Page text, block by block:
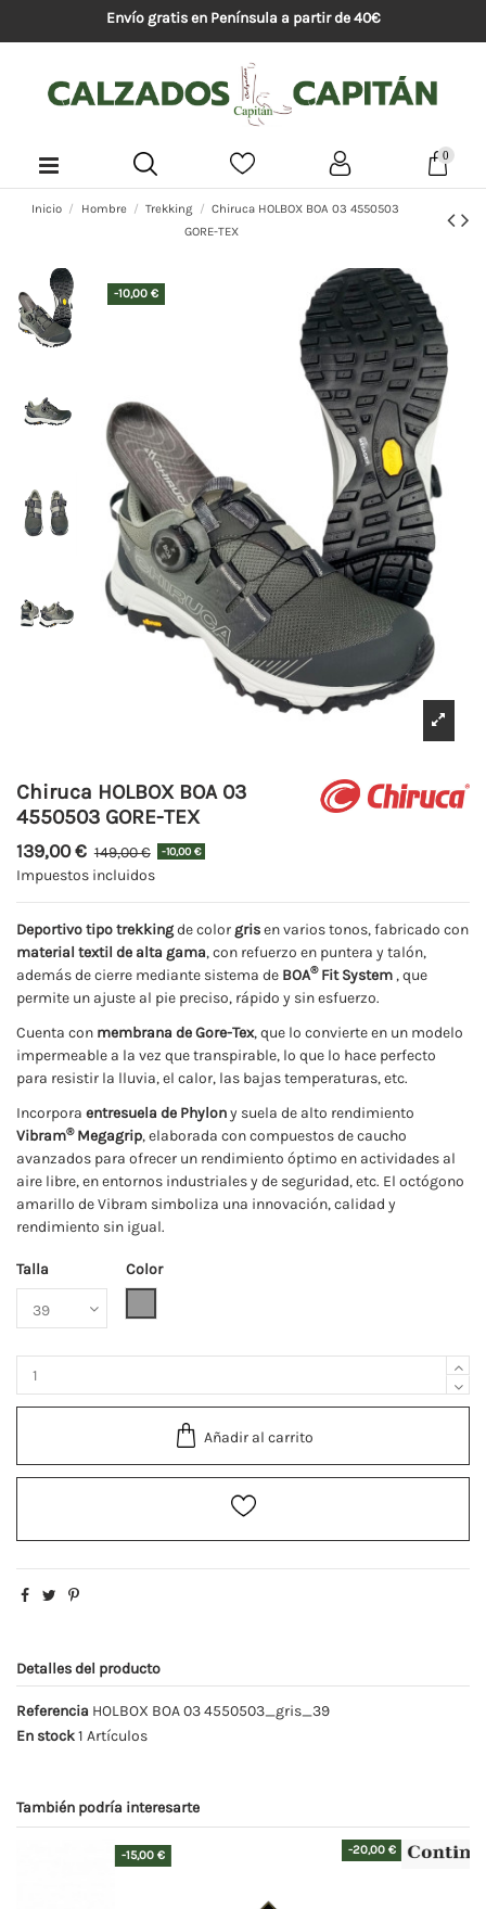
Envío gratis en Península a partir de 40€
0
Inicio Hombre Trekking
Chiruca HOLBOX BOA 03 4550503
GORE-TEX
-10,00 €
Chiruca HOLBOX BOA 03
4550503 GORE-TEX
139,00 € 149,00 € -10,00 €
Impuestos incluidos
Deportivo tipo trekkingde color grisen varios tonos, fabricado con
material textil de alta gama, con refuerzo en puntera y talón,
además de cierre mediante sistema de BOA®Fit System, que
permite un ajuste al pie preciso, rápido y sin esfuerzo.
Cuenta con membrana de Gore-Tex, que lo convierte en un modelo
impermeable a la vez que transpirable, lo que lo hace perfecto
para resistir la lluvia, el calor, las bajas temperaturas, etc.
Incorpora entresuela de Phylony suela de alto rendimiento
Vibram®Megagrip, elaborada con compuestos de caucho
avanzados para ofrecer un rendimiento óptimo en actividades al
aire libre, en entornos industriales y de seguridad, etc. El octógono
amarillo de Vibram simboliza una innovación, calidad y
rendimiento sin igual.
Talla
Color
Añadir al carrito
Detalles del producto
Referencia HOLBOX BOA 03 4550503_gris_39
En stock1 Artículos
También podría interesarte
-20,00 € -20,00 €